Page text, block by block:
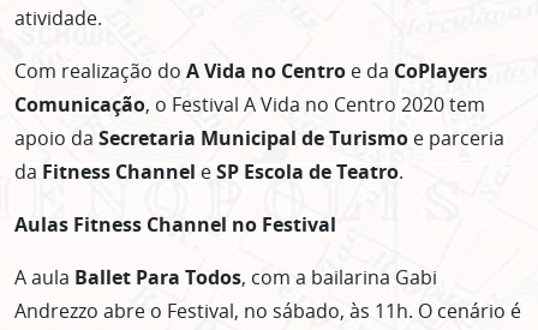
atividade.
Com realização do A Vida no Centro e da CoPlayers
Comunicação, o Festival A Vida no Centro 2020 tem
apoio da Secretaria Municipal de Turismo e parceria
da Fitness Channel eSP Escola de Teatro.
Aulas Fitness Channel no Festival
A aula Ballet Para Todos, com a bailarina Gabi
Andrezzo abre o Festival, no sábado, às 11h. O cenário é